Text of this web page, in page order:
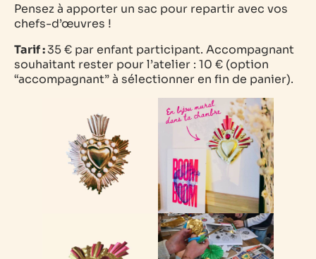
Pensez à apporter un sac pour repartir avec vos
chefs-d’œuvres !
Tarif :35 € par enfant participant. Accompagnant
souhaitant rester pour l’atelier : 10 € (option
“accompagnant” à sélectionner en fin de panier).